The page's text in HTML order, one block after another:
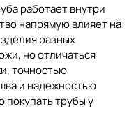
работает внутри
напрямую влияет на
разных
но отличаться
точностью
и надежностью
трубы у